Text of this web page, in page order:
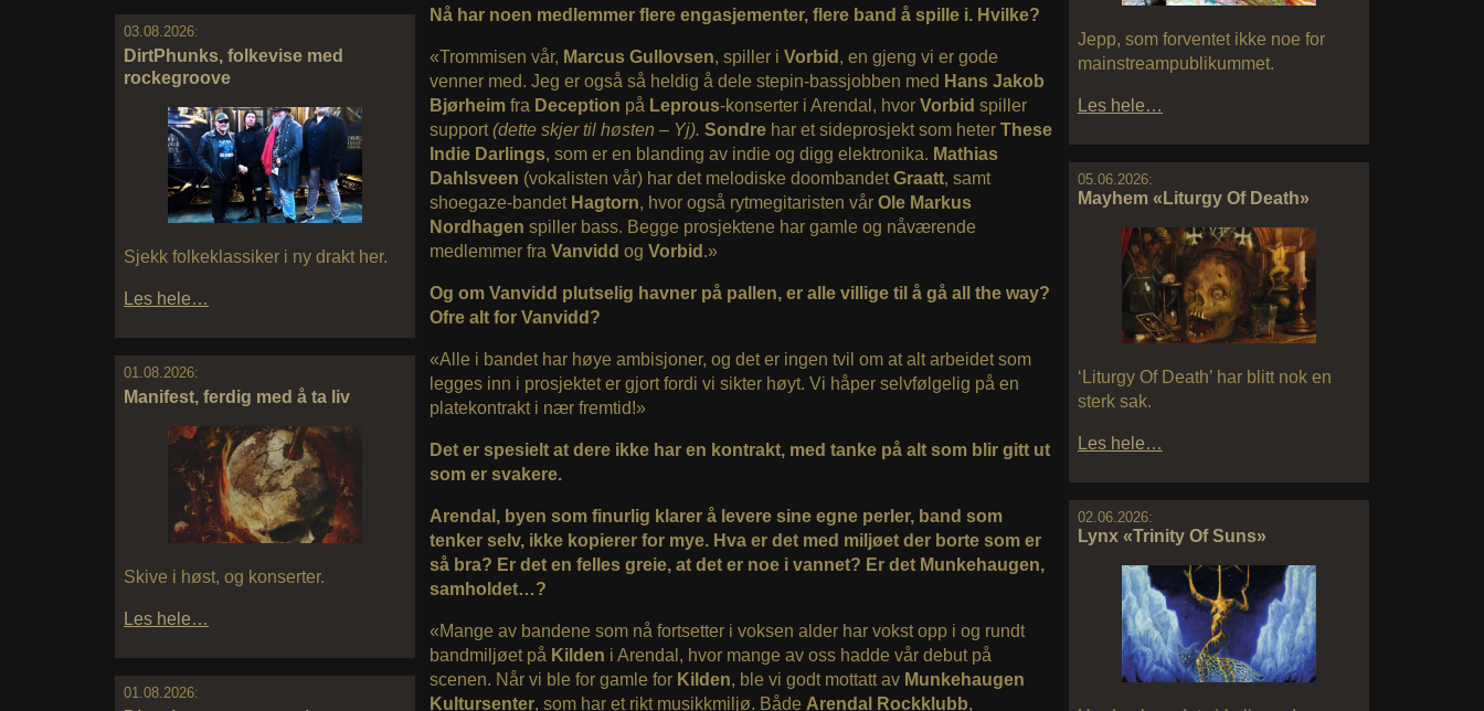
03.08.2026:
DirtPhunks, folkevise med
rockegroove
Sjekk folkeklassiker i ny drakt her.
Les hele…
01.08.2026:
Manifest, ferdig med å ta liv
Skive i høst, og konserter.
Les hele…
01.08.2026:
Jepp, som forventet ikke noe for
mainstreampublikummet.
Les hele…
05.06.2026:
Mayhem «Liturgy Of Death»
‘Liturgy Of Death’ har blitt nok en
sterk sak.
Les hele…
02.06.2026:
Lynx «Trinity Of Suns»
Nå har noen medlemmer flere engasjementer, flere band å spille i. Hvilke?
«Trommisen vår, Marcus Gullovsen, spiller i Vorbid , en gjeng vi er gode
venner med. Jeg er også så heldig å dele stepin-bassjobben med Hans Jakob
Bjørheimfra Deception på Leprous-konserter i Arendal, hvor Vorbid spiller
support(dette skjer til høsten – Yj). Sondre har et sideprosjekt som heter These
Indie Darlings, som er en blanding av indie og digg elektronika. Mathias
Dahlsveen (vokalisten vår) har det melodiske doombandetGraatt, samt
shoegaze-bandet Hagtorn, hvor også rytmegitaristen vår Ole Markus
Nordhagen spiller bass. Begge prosjektene har gamle og nåværende
medlemmer fra Vanvidd og Vorbid .»
Og om Vanvidd plutselig havner på pallen, er alle villige til å gå all the way?
Ofre alt for Vanvidd?
«Alle i bandet har høye ambisjoner, og det er ingen tvil om at alt arbeidet som
legges inn i prosjektet er gjort fordi vi sikter høyt. Vi håper selvfølgelig på en
platekontrakt i nær fremtid!»
Det er spesielt at dere ikke har en kontrakt, med tanke på alt som blir gitt ut
som er svakere.
Arendal, byen som finurlig klarer å levere sine egne perler, band som
tenker selv, ikke kopierer for mye. Hva er det med miljøet der borte som er
så bra? Er det en felles greie, at det er noe i vannet? Er det Munkehaugen,
samholdet…?
«Mange av bandene som nå fortsetter i voksen alder har vokst opp i og rundt
bandmiljøet på Kilden i Arendal, hvor mange av oss hadde vår debut på
scenen. Når vi ble for gamle for Kilden, ble vi godt mottatt av Munkehaugen
Kultursenter, som har et rikt musikkmiljø. Både Arendal Rockklubb,